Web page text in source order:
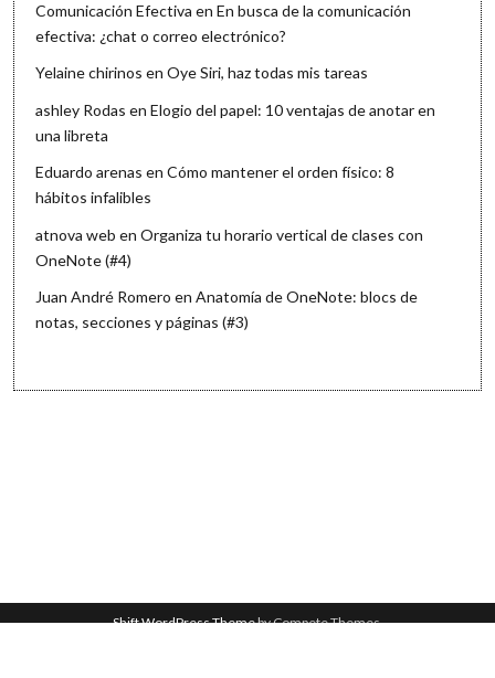
Comunicación Efectiva enEn busca de la comunicación
efectiva: ¿chat o correo electrónico?
Yelaine chirinos enOye Siri, haz todas mis tareas
ashley Rodas enElogio del papel: 10 ventajas de anotar en
una libreta
Eduardo arenas enCómo mantener el orden físico: 8
hábitos infalibles
atnova web enOrganiza tu horario vertical de clases con
OneNote (#4)
Juan André Romero enAnatomía de OneNote: blocs de
notas, secciones y páginas (#3)
Shift WordPress Themeby Compete Themes.